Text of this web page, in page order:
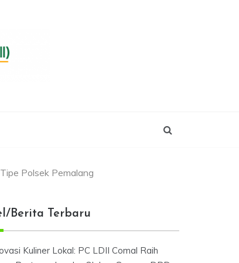
Polsek Pemalang
Berita Terbaru
Kuliner Lokal: PC LDII Comal Raih